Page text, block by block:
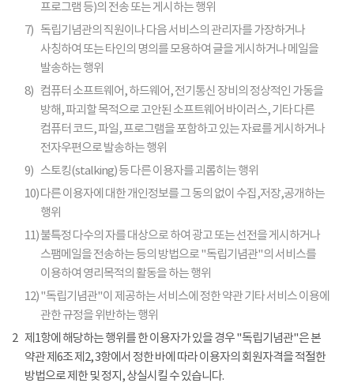
프로그램 등)의 전송 또는 게시하는 행위
7) 독립기념관의 직원이나 다음 서비스의 관리자를 가장하거나
사칭하여 또는 타인의 명의를 모용하여 글을 게시하거나 메일을
발송하는 행위
8) 컴퓨터 소프트웨어, 하드웨어, 전기통신 장비의 정상적인 가동을
방해, 파괴할 목적으로 고안된 소프트웨어 바이러스, 기타 다른
컴퓨터 코드, 파일, 프로그램을 포함하고 있는 자료를 게시하거나
전자우편으로 발송하는 행위
9) 스토킹(stalking) 등 다른 이용자를 괴롭히는 행위
10)다른 이용자에 대한 개인정보를 그 동의 없이 수집,저장,공개하는
행위
11)불특정 다수의 자를 대상으로 하여 광고 또는 선전을 게시하거나
스팸메일을 전송하는 등의 방법으로 "독립기념관"의 서비스를
이용하여 영리목적의 활동을 하는 행위
12)"독립기념관"이 제공하는 서비스에 정한 약관 기타 서비스 이용에
관한 규정을 위반하는 행위
2 제1항에 해당하는 행위를 한 이용자가 있을 경우 "독립기념관"은 본
약관 제6조 제2, 3항에서 정한 바에 따라 이용자의 회원자격을 적절한
방법으로 제한 및 정지, 상실시킬 수 있습니다.